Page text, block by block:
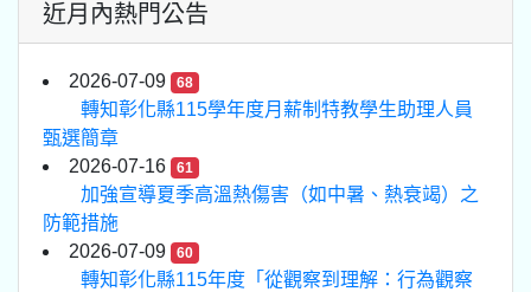
近月內熱門公告
2026-07-09 68
轉知彰化縣115學年度月薪制特教學生助理人員
甄選簡章
2026-07-16
61
加強宣導夏季高溫熱傷害（如中暑、熱衰竭）之
防範措施
2026-07-09
60
轉知彰化縣115年度「從觀察到理解：行為觀察